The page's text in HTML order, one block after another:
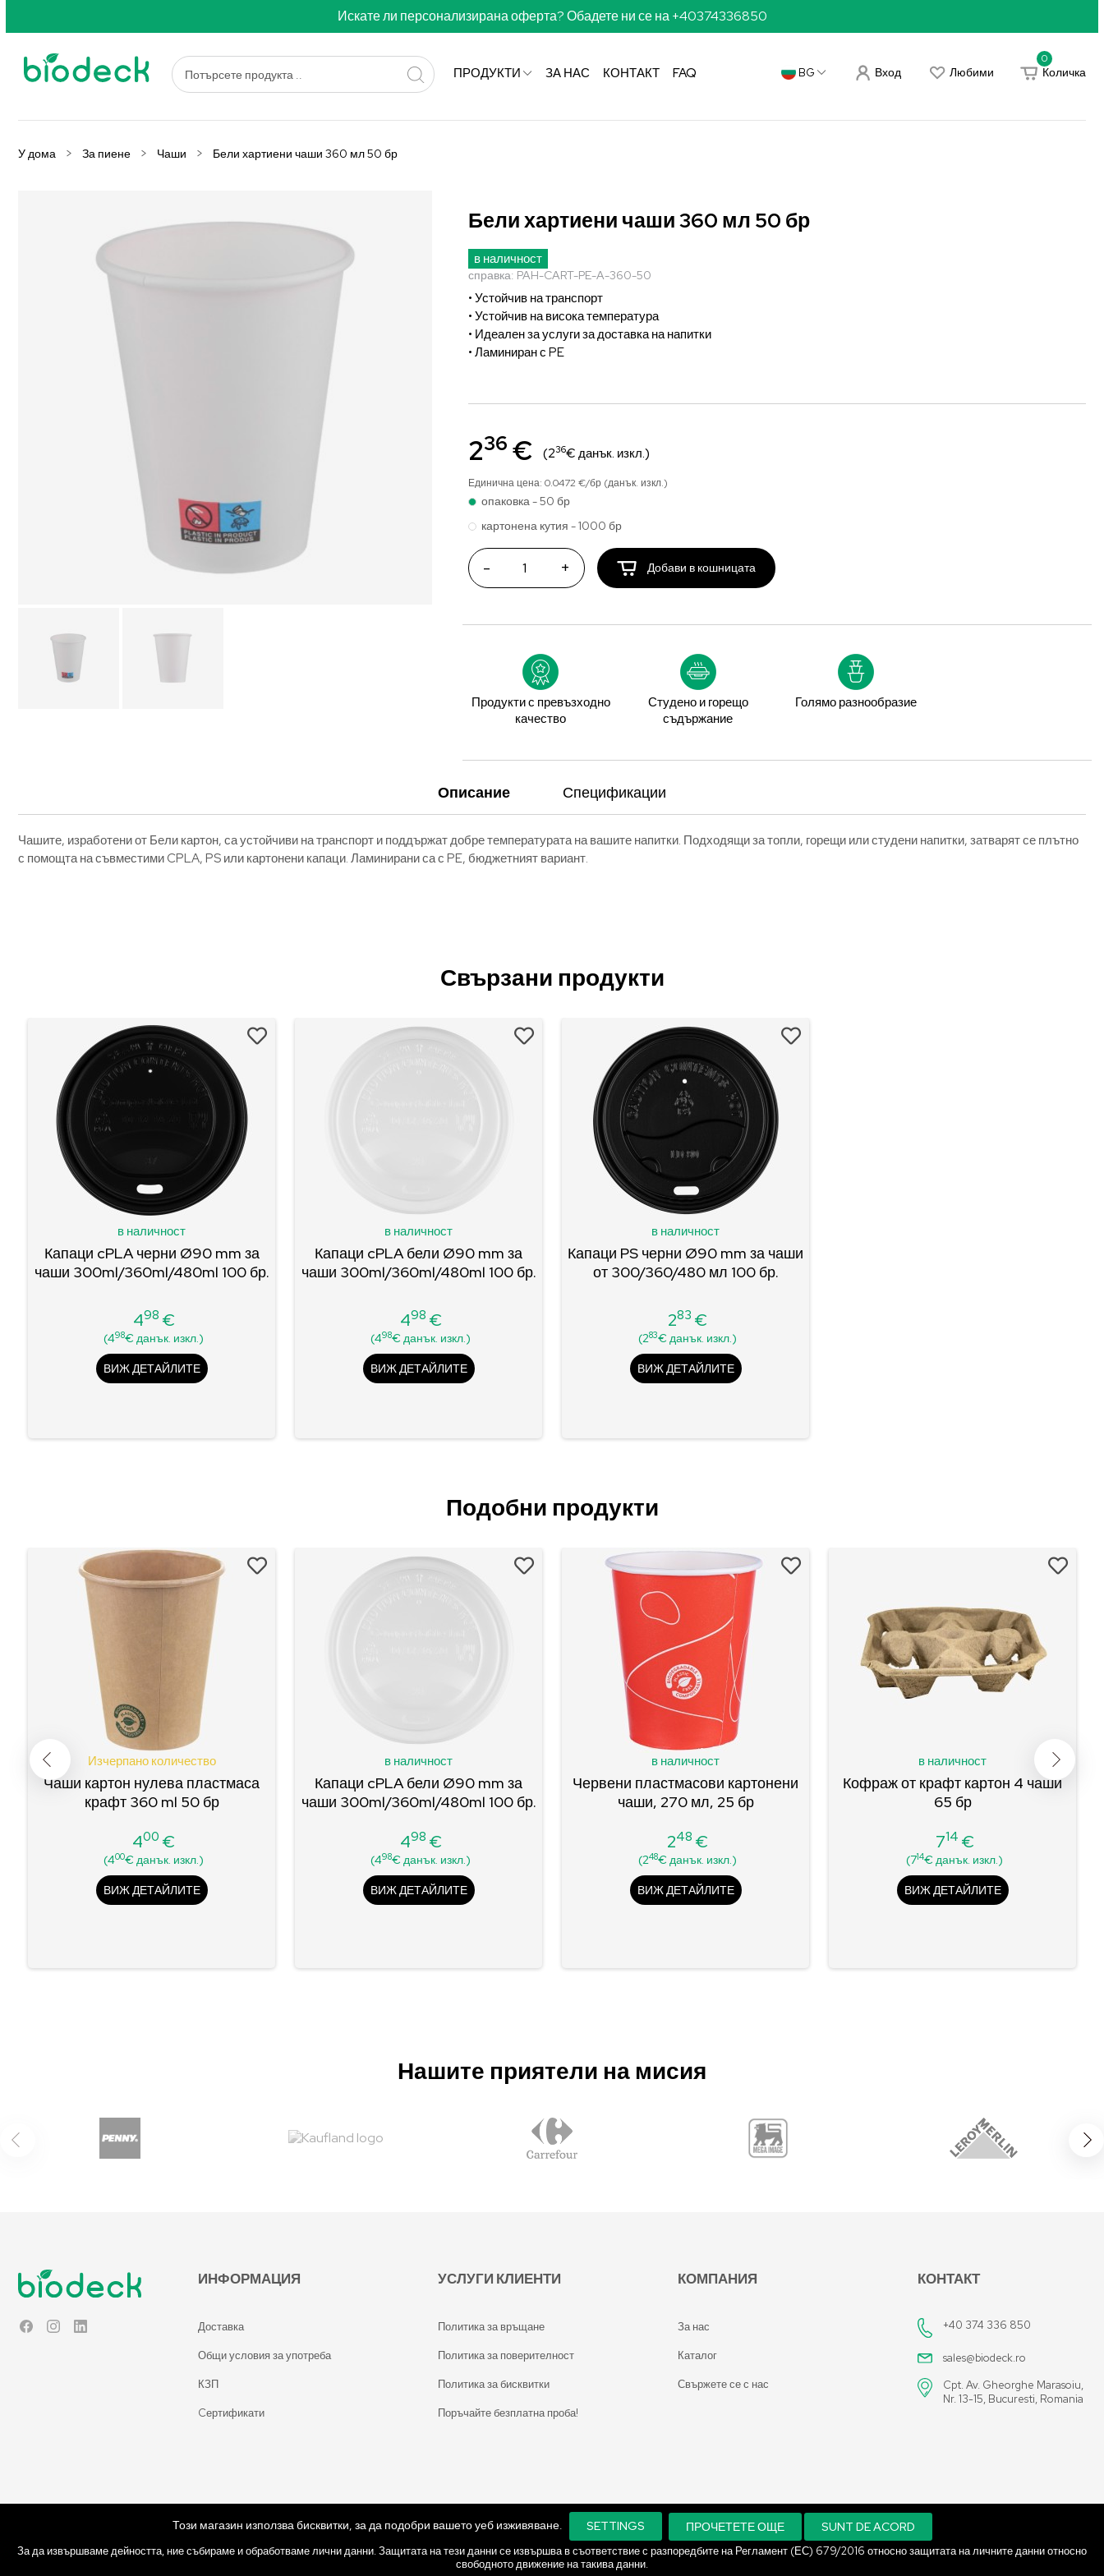
Искате ли персонализирана оферта? Обадете ни се на +40374336850
ПРОДУКТИ ЗА НАС КОНТАКТ FAQ BG Вход Любими
0
Количка
У дома За пиене Чаши Бели хартиени чаши 360 мл 50 бр
Бели хартиени чаши 360 мл 50 бр
в наличност
справка: PAH-CART-PE-A-360-50
• Устойчив на транспорт
• Устойчив на висока температура
• Идеален за услуги за доставка на напитки
• Ламиниран с PE
236 € (236€ данък. изкл.)
Единична цена: 0.0472 €/бр (данък. изкл.)
опаковка - 50 бр
картонена кутия - 1000 бр
- + Добави в кошницата
Продукти с превъзходно
качество
Студено и горещо
съдържание
Голямо разнообразие
Описание Спецификации
Чашите, изработени от Бели картон, са устойчиви на транспорт и поддържат добре температурата на вашите напитки. Подходящи за топли, горещи или студени напитки, затварят се плътно
с помощта на съвместими CPLA, PS или картонени капаци. Ламинирани са с PE, бюджетният вариант.
Свързани продукти
в наличност
Капаци cPLA черни Ø90 mm за
чаши 300ml/360ml/480ml 100 бр.
Цена
498 €
(498€ данък. изкл.)
ВИЖ ДЕТАЙЛИТЕ
в наличност
Капаци cPLA бели Ø90 mm за
чаши 300ml/360ml/480ml 100 бр.
Цена
498 €
(498€ данък. изкл.)
ВИЖ ДЕТАЙЛИТЕ
в наличност
Капаци PS черни Ø90 mm за чаши
от 300/360/480 мл 100 бр.
Цена
283 €
(283€ данък. изкл.)
ВИЖ ДЕТАЙЛИТЕ
Подобни продукти
Изчерпано количество
Чаши картон нулева пластмаса
крафт 360 ml 50 бр
Цена
400 €
(400€ данък. изкл.)
ВИЖ ДЕТАЙЛИТЕ
в наличност
Капаци cPLA бели Ø90 mm за
чаши 300ml/360ml/480ml 100 бр.
Цена
498 €
(498€ данък. изкл.)
ВИЖ ДЕТАЙЛИТЕ
в наличност
Червени пластмасови картонени
чаши, 270 мл, 25 бр
Цена
248 €
(248€ данък. изкл.)
ВИЖ ДЕТАЙЛИТЕ
в наличност
Кофраж от крафт картон 4 чаши
65 бр
Цена
714 €
(714€ данък. изкл.)
ВИЖ ДЕТАЙЛИТЕ
Нашите приятели на мисия
FacebookInstagram
ИНФОРМАЦИЯ
Доставка
Общи условия за употреба
КЗП
Cертификати
УСЛУГИ КЛИЕНТИ
Политика за връщане
Политика за поверителност
Политика за бисквитки
Поръчайте безплатна проба!
КОМПАНИЯ
За нас
Каталог
Свържете се с нас
КОНТАКТ
+40 374 336 850
sales@biodeck.ro
Cpt. Av. Gheorghe Marasoiu,
Nr. 13-15, Bucuresti, Romania
Този магазин използва бисквитки, за да подобри вашето уеб изживяване. SETTINGS ПРОЧЕТЕТЕ ОЩЕ SUNT DE ACORD
За да извършваме дейността, ние събираме и обработваме лични данни. Защитата на тези данни се извършва в съответствие с разпоредбите на Регламент (ЕС) 679/2016 относно защитата на личните данни относно
свободното движение на такива данни.
© Copyright 2026 Biodeck. All rights reserved.